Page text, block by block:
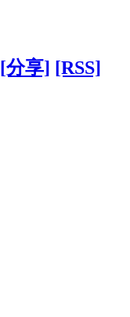
[分享] [RSS]